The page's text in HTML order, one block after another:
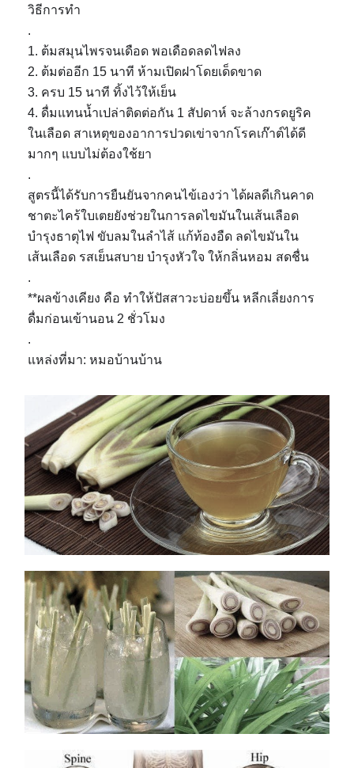
วิธีการทำ
.
1. ต้มสมุนไพรจนเดือด พอเดือดลดไฟลง
2. ต้มต่ออีก 15 นาที ห้ามเปิดฝาโดยเด็ดขาด
3. ครบ 15 นาที ทิ้งไว้ให้เย็น
4. ดื่มแทนน้ำเปล่าติดต่อกัน 1 สัปดาห์ จะล้างกรดยูริค
ในเลือด สาเหตุของอาการปวดเข่าจากโรคเก๊าต์ได้ดี
มากๆ แบบไม่ต้องใช้ยา
.
สูตรนี้ได้รับการยืนยันจากคนไข้เองว่า ได้ผลดีเกินคาด
ชาตะไคร้ใบเตยยังช่วยในการลดไขมันในเส้นเลือด
บำรุงธาตุไฟ ขับลมในลำไส้ แก้ท้องอืด ลดไขมันใน
เส้นเลือด รสเย็นสบาย บำรุงหัวใจ ให้กลิ่นหอม สดชื่น
.
**ผลข้างเคียง คือ ทำให้ปัสสาวะบ่อยขึ้น หลีกเลี่ยงการ
ดื่มก่อนเข้านอน 2 ชั่วโมง
.
แหล่งที่มา: หมอบ้านบ้าน